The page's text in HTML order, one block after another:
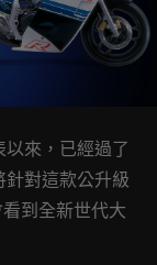
以來，已經過了
針對這款公升級
到全新世代大